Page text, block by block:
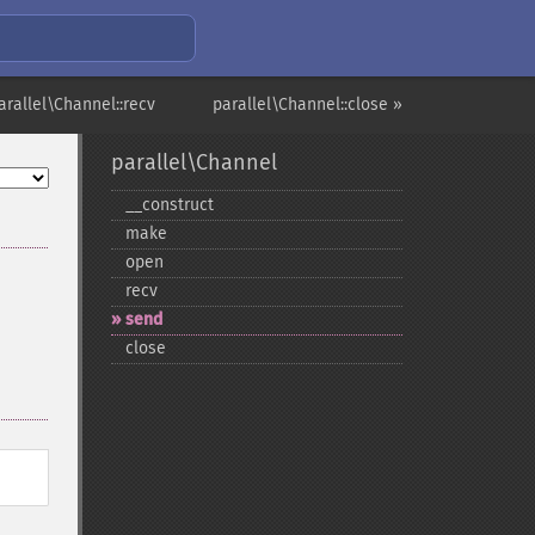
parallel\Channel::close »
parallel\Channel
_​_​construct
make
open
recv
send
close